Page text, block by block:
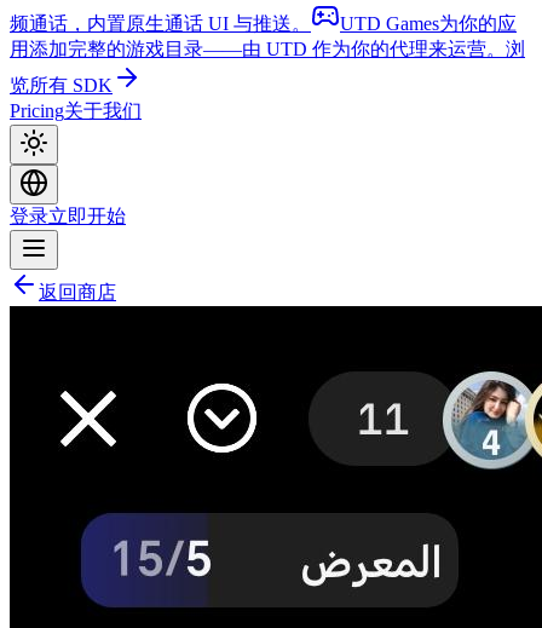
频通话，内置原生通话 UI 与推送。
UTD Games为你的应
用添加完整的游戏目录——由 UTD 作为你的代理来运营。 浏
览所有 SDK
Pricing关于我们
登录立即开始
返回商店